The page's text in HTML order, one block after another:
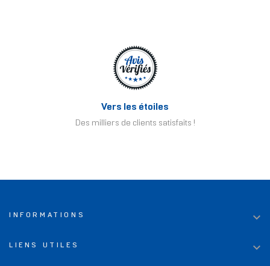
Vers les étoiles
Des milliers de clients satisfaits !
INFORMATIONS 
LIENS UTILES 